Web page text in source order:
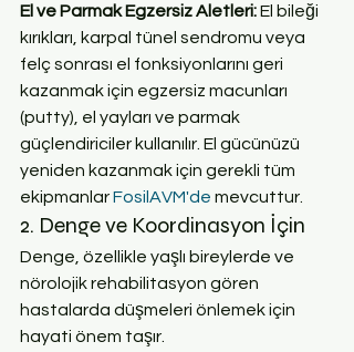
El ve Parmak Egzersiz Aletleri: El bileği
kırıkları, karpal tünel sendromu veya
felç sonrası el fonksiyonlarını geri
kazanmak için egzersiz macunları
(putty), el yayları ve parmak
güçlendiriciler kullanılır. El gücünüzü
yeniden kazanmak için gerekli tüm
ekipmanlar FosilAVM'de mevcuttur.
2. Denge ve Koordinasyon İçin
Denge, özellikle yaşlı bireylerde ve
nörolojik rehabilitasyon gören
hastalarda düşmeleri önlemek için
hayati önem taşır.